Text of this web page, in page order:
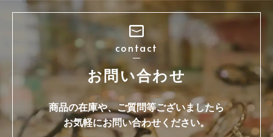
contact
お問い合わせ
商品の在庫や、ご質問等ございましたら
お気軽にお問い合わせください。